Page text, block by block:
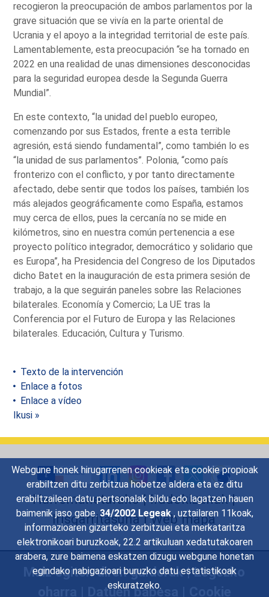
Webgune honek hirugarrenen cookieak eta cookie propioak
erabiltzen ditu zerbitzua hobetze aldera eta ez ditu
erabiltzaileen datu pertsonalak bildu edo lagatzen hauen
baimenik jaso gabe. 34/2002 Legeak, uztailaren 11koak,
informazioaren gizarteko zerbitzuei eta merkataritza
elektronikoari buruzkoak, 22.2 artikuluan xedatutakoaren
arabera, zure baimena eskatzen dizugu webgune honetan
egindako nabigazioari buruzko datu estatistikoak
eskuratzeko.
recogieron la preocupación de ambos parlamentos por la
grave situación que se vivía en la parte oriental de
Ucrania y el apoyo a la integridad territorial de este país.
Lamentablemente, esta preocupación “se ha tornado en
2022 en una realidad de unas dimensiones desconocidas
para la seguridad europea desde la Segunda Guerra
Mundial”.
En este contexto, “la unidad del pueblo europeo,
comenzando por sus Estados, frente a esta terrible
agresión, está siendo fundamental”, como también lo es
“la unidad de sus parlamentos”. Polonia, “como país
fronterizo con el conflicto, y por tanto directamente
afectado, debe sentir que todos los países, también los
más alejados geográficamente como España, estamos
muy cerca de ellos, pues la cercanía no se mide en
kilómetros, sino en nuestra común pertenencia a ese
proyecto político integrador, democrático y solidario que
es Europa”, ha Presidencia del Congreso de los Diputados
dicho Batet en la inauguración de esta primera sesión de
trabajo, a la que seguirán paneles sobre las Relaciones
bilaterales. Economía y Comercio; La UE tras la
Conferencia por el Futuro de Europa y las Relaciones
bilaterales. Educación, Cultura y Turismo.
Texto de la intervención
Enlace a fotos
Enlace a vídeo
Ikusi »
Harremanetarako|Iradokizunak|
Irisgarritasuna|Web mapa
Maiz egiten diren galderak|Legezko
Datuen babesa